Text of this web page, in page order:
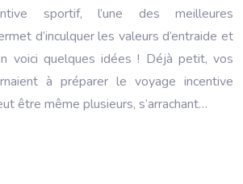
sportif, l’une des meilleures
d’inculquer les valeurs d’entraide et
voici quelques idées ! Déjà petit, vos
à préparer le voyage incentive
être même plusieurs, s’arrachant…